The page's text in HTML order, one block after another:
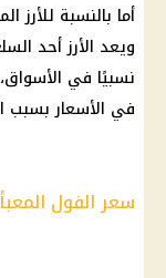
ويعد الأرز أحد
نسبيًا في
في الأسعار بسبب
سعر الفول المعبأ